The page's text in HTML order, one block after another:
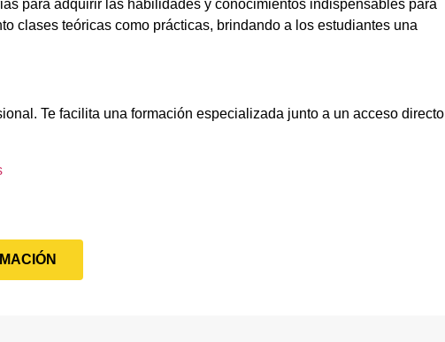
para adquirir las habilidades y conocimientos indispensables para
clases teóricas como prácticas, brindando a los estudiantes una
Te facilita una formación especializada junto a un acceso directo